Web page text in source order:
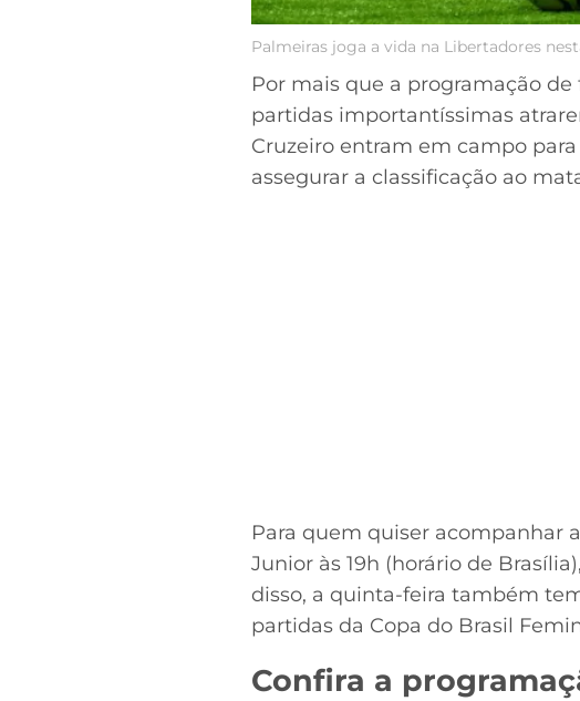
Palmeiras joga a vida na Libertadores
Por mais que a programação
partidas importantíssimas
Cruzeiro entram em campo
assegurar a classificação ao
Para quem quiser acompanhar
Junior às 19h (horário de
disso, a quinta-feira também
partidas da Copa do Brasil
Confira a